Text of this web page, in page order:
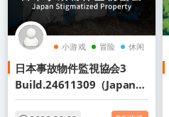
小游戏 冒险 休闲
日本事故物件監視協会3
Build.24611309（Japan
Stigmatized Property3）